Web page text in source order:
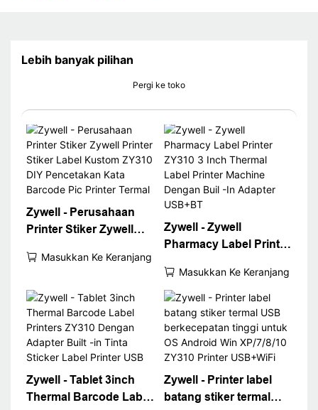
Lebih banyak pilihan
Pergi ke toko
Zywell - Perusahaan
Printer Stiker Zywell
Kustom ZY310 DIY
Barcode Pic Printer
Termal
Masukkan Ke Keranjang
Zywell - Zywell
Pharmacy Label Printer
Label Printer Machine
Dengan Buil -In
Adapter USB+BT
Masukkan Ke Keranjang
Zywell - Tablet 3inch
Thermal Barcode Label
Zywell - Printer label
batang stiker termal